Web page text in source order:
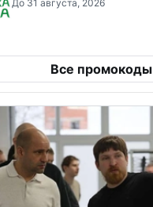
До 31 августа, 2026
Все промокоды